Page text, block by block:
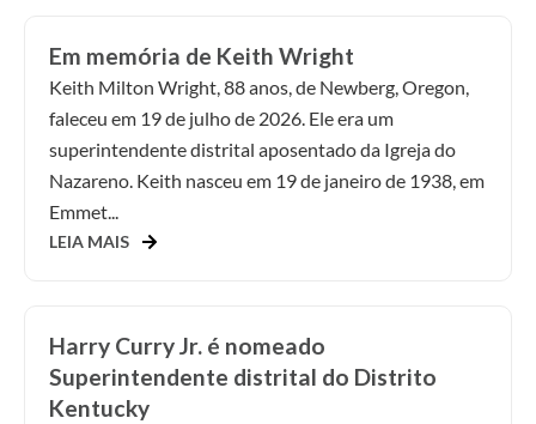
Em memória de Keith Wright
Keith Milton Wright, 88 anos, de Newberg, Oregon,
faleceu em 19 de julho de 2026. Ele era um
superintendente distrital aposentado da Igreja do
Nazareno. Keith nasceu em 19 de janeiro de 1938, em
Emmet...
LEIA MAIS
Harry Curry Jr. é nomeado
Superintendente distrital do Distrito
Kentucky